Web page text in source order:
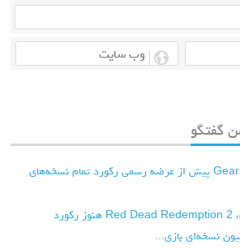
گفتگو
بازی Gears of War: E-Day پیش از عرضه رسمی رکورد تمام نسخه‌های
هفت سال پس از عرضه، Red Dead Redemption 2 هنوز رکورد